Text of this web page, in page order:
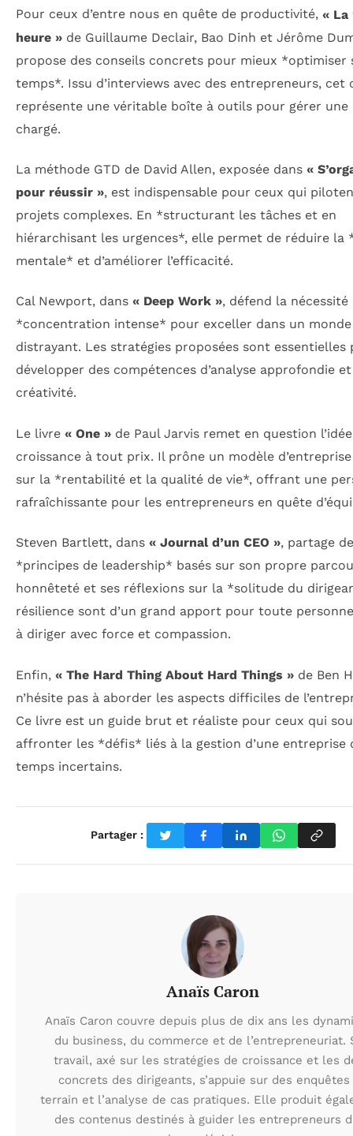
Pour ceux d’entre nous en quête de productivité, « La
heure » de Guillaume Declair, Bao Dinh et Jérôme
propose des conseils concrets pour mieux *optimiser
temps*. Issu d’interviews avec des entrepreneurs, cet
représente une véritable boîte à outils pour gérer une
chargé.
La méthode GTD de David Allen, exposée dans «
pour réussir », est indispensable pour ceux qui
projets complexes. En *structurant les tâches et en
hiérarchisant les urgences*, elle permet de réduire la
mentale* et d’améliorer l’efficacité.
Cal Newport, dans « Deep Work », défend la nécessité
*concentration intense* pour exceller dans un
distrayant. Les stratégies proposées sont essentielles
développer des compétences d’analyse approfondie
créativité.
Le livre « One » de Paul Jarvis remet en question
croissance à tout prix. Il prône un modèle
sur la *rentabilité et la qualité de vie*, offrant une
rafraîchissante pour les entrepreneurs en quête
Steven Bartlett, dans « Journal d’un CEO », partage
*principes de leadership* basés sur son propre
honnêteté et ses réflexions sur la *solitude du
résilience sont d’un grand apport pour toute
à diriger avec force et compassion.
Enfin, « The Hard Thing About Hard Things » de Ben
n’hésite pas à aborder les aspects difficiles de
Ce livre est un guide brut et réaliste pour ceux qui
affronter les *défis* liés à la gestion d’une entreprise
temps incertains.
Partager :
Anaïs Caron
Anaïs Caron couvre depuis plus de dix ans les
du business, du commerce et de l’entrepreneuriat.
travail, axé sur les stratégies de croissance et les
concrets des dirigeants, s’appuie sur des enquêtes
terrain et l’analyse de cas pratiques. Elle produit
des contenus destinés à guider les entrepreneurs